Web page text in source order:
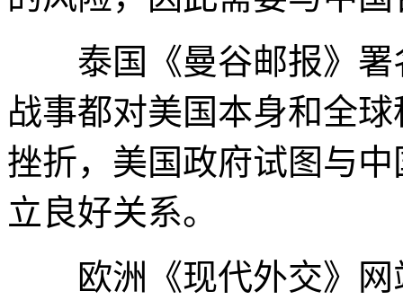
泰国《曼谷邮报》署
战事都对美国本身和全
挫折，美国政府试图与
立良好关系。
欧洲《现代外交》网